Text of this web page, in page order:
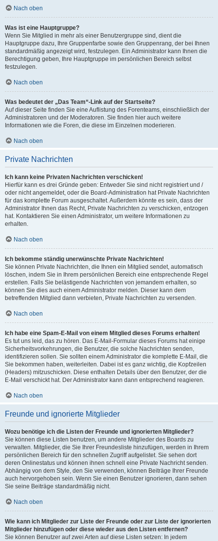
Nach oben
Was ist eine Hauptgruppe?
Wenn Sie Mitglied in mehr als einer Benutzergruppe sind, dient die
Hauptgruppe dazu, Ihre Gruppenfarbe sowie den Gruppenrang, der bei Ihnen
standardmäßig angezeigt wird, festzulegen. Ein Administrator kann Ihnen die
Berechtigung geben, Ihre Hauptgruppe im persönlichen Bereich selbst
festzulegen.
Nach oben
Was bedeutet der „Das Team“-Link auf der Startseite?
Auf dieser Seite finden Sie eine Auflistung des Forenteams, einschließlich der
Administratoren und der Moderatoren. Sie finden hier auch weitere
Informationen wie die Foren, die diese im Einzelnen moderieren.
Nach oben
Private Nachrichten
Ich kann keine Privaten Nachrichten verschicken!
Hierfür kann es drei Gründe geben: Entweder Sie sind nicht registriert und /
oder nicht angemeldet, oder die Board-Administration hat Private Nachrichten
für das komplette Forum ausgeschaltet. Außerdem könnte es sein, dass der
Administrator Ihnen das Recht, Private Nachrichten zu verschicken, entzogen
hat. Kontaktieren Sie einen Administrator, um weitere Informationen zu
erhalten.
Nach oben
Ich bekomme ständig unerwünschte Private Nachrichten!
Sie können Private Nachrichten, die Ihnen ein Mitglied sendet, automatisch
löschen, indem Sie in Ihrem persönlichen Bereich eine entsprechende Regel
erstellen. Falls Sie belästigende Nachrichten von jemandem erhalten, so
können Sie dies auch einem Administrator melden. Dieser kann dem
betreffenden Mitglied dann verbieten, Private Nachrichten zu versenden.
Nach oben
Ich habe eine Spam-E-Mail von einem Mitglied dieses Forums erhalten!
Es tut uns leid, das zu hören. Das E-Mail-Formular dieses Forums hat einige
Sicherheitsvorkehrungen, die Benutzer, die solche Nachrichten senden,
identifizieren sollen. Sie sollten einem Administrator die komplette E-Mail, die
Sie bekommen haben, weiterleiten. Dabei ist es ganz wichtig, die Kopfzeilen
(Headers) mitzuschicken. Diese enthalten Details über den Benutzer, der die
E-Mail verschickt hat. Der Administrator kann dann entsprechend reagieren.
Nach oben
Freunde und ignorierte Mitglieder
Wozu benötige ich die Listen der Freunde und ignorierten Mitglieder?
Sie können diese Listen benutzen, um andere Mitglieder des Boards zu
verwalten. Mitglieder, die Sie Ihrer Freundesliste hinzufügen, werden in Ihrem
persönlichen Bereich für den schnellen Zugriff aufgelistet. Sie sehen dort
deren Onlinestatus und können ihnen schnell eine Private Nachricht senden.
Abhängig von dem Style, den Sie verwenden, können Beiträge Ihrer Freunde
auch hervorgehoben sein. Wenn Sie einen Benutzer ignorieren, dann sehen
Sie seine Beiträge standardmäßig nicht.
Nach oben
Wie kann ich Mitglieder zur Liste der Freunde oder zur Liste der ignorierten
Mitglieder hinzufügen oder diese wieder aus den Listen entfernen?
Sie können Benutzer auf zwei Arten auf diese Listen setzen: In jedem